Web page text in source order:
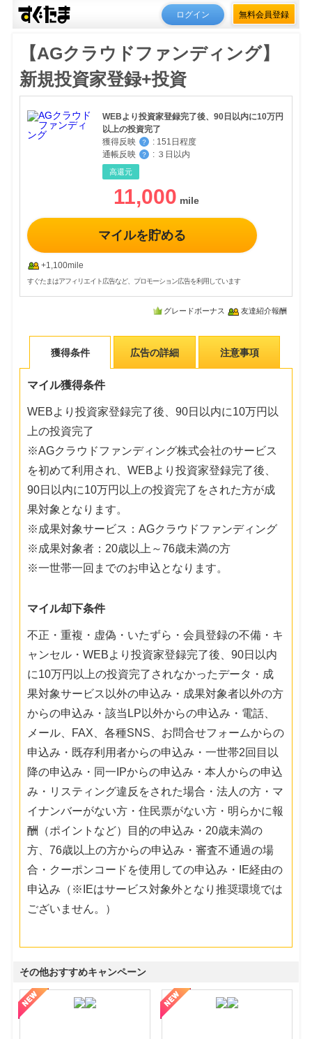
ログイン 無料会員登録
【AGクラウドファンディング】
新規投資家登録+投資
WEBより投資家登録完了後、90日以内に10万円
以上の投資完了
獲得反映
？ : 151日程度
通帳反映
？ : ３日以内
高還元
11,000
マイルを貯める
+1,100mile
すぐたまはアフィリエイト広告など、プロモーション広告を利用しています
グレードボーナス 友達紹介報酬
獲得条件 広告の詳細 注意事項
マイル獲得条件
WEBより投資家登録完了後、90日以内に10万円以
上の投資完了
※AGクラウドファンディング株式会社のサービス
を初めて利用され、WEBより投資家登録完了後、
90日以内に10万円以上の投資完了をされた方が成
果対象となります。
※成果対象サービス：AGクラウドファンディング
※成果対象者：20歳以上～76歳未満の方
※一世帯一回までのお申込となります。
マイル却下条件
不正・重複・虚偽・いたずら・会員登録の不備・キ
ャンセル・WEBより投資家登録完了後、90日以内
に10万円以上の投資完了されなかったデータ・成
果対象サービス以外の申込み・成果対象者以外の方
からの申込み・該当LP以外からの申込み・電話、
メール、FAX、各種SNS、お問合せフォームからの
申込み・既存利用者からの申込み・一世帯2回目以
降の申込み・同一IPからの申込み・本人からの申込
み・リスティング違反をされた場合・法人の方・マ
イナンバーがない方・住民票がない方・明らかに報
酬（ポイントなど）目的の申込み・20歳未満の
方、76歳以上の方からの申込み・審査不通過の場
合・クーポンコードを使用しての申込み・IE経由の
申込み（※IEはサービス対象外となり推奨環境では
ございません。）
その他おすすめキャンペーン